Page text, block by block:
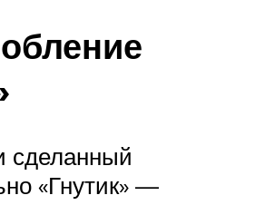
сделанный
«Гнутик» —